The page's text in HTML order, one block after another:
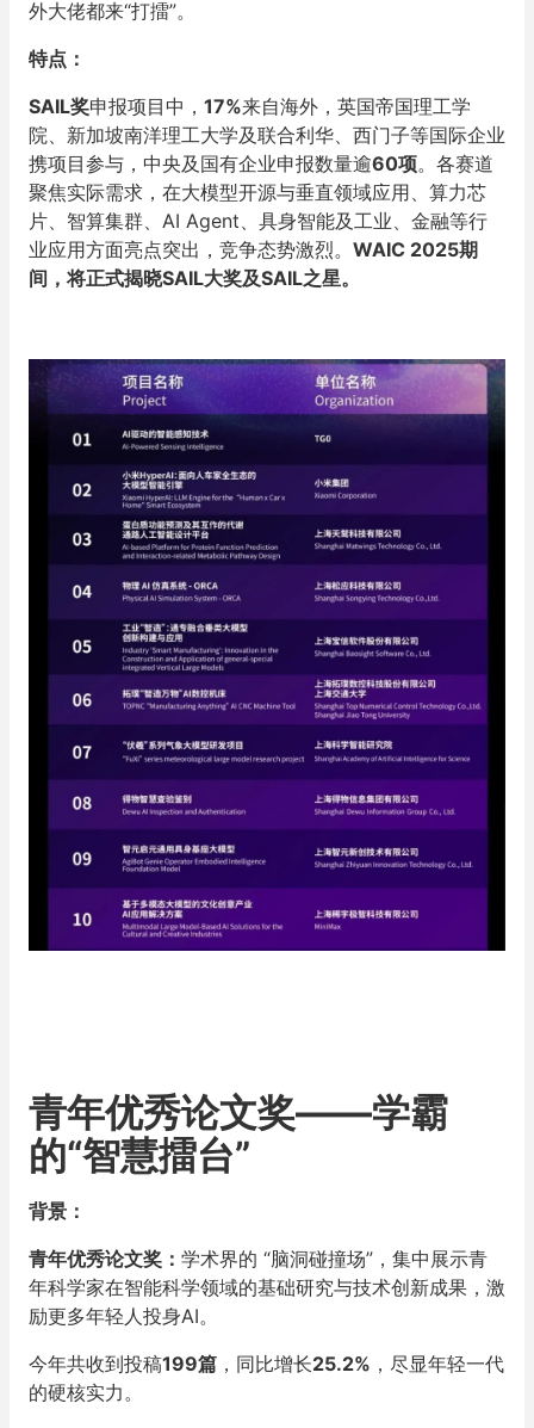
外大佬都来“打擂”。
特点：
SAIL奖申报项目中， 17%来自海外，英国帝国理工学
院、新加坡南洋理工大学及联合利华、西门子等国际企业
携项目参与，中央及国有企业申报数量逾60项。各赛道
聚焦实际需求，在大模型开源与垂直领域应用、算力芯
片、智算集群、AI Agent、具身智能及工业、金融等行
业应用方面亮点突出，竞争态势激烈。 WAIC 2025期
间，将正式揭晓SAIL大奖及SAIL之星。
青年优秀论文奖——学霸
的“智慧擂台”
背景：
青年优秀论文奖： 学术界的 “脑洞碰撞场”，集中展示青
年科学家在智能科学领域的基础研究与技术创新成果，激
励更多年轻人投身AI。
今年共收到投稿199篇 ，同比增长25.2% ，尽显年轻一代
的硬核实力。